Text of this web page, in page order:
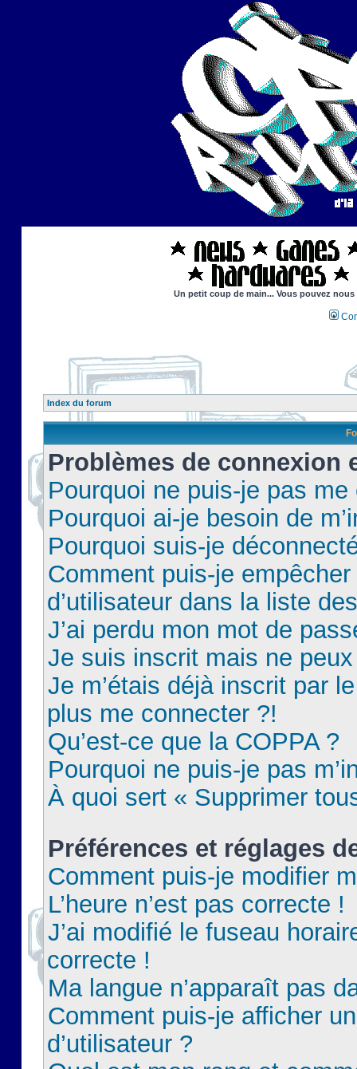
Un petit coup de main... Vous pouvez
Index du forum
Problèmes de connexion
Pourquoi ne puis-je pas
Pourquoi ai-je besoin de
Pourquoi suis-je
Comment puis-je
d’utilisateur dans la liste
J’ai perdu mon mot de
Je suis inscrit mais ne
Je m’étais déjà inscrit par
plus me connecter ?!
Qu’est-ce que la COPPA ?
Pourquoi ne puis-je pas
À quoi sert « Supprimer
Préférences et réglages
Comment puis-je modifier
L’heure n’est pas correcte !
J’ai modifié le fuseau
correcte !
Ma langue n’apparaît pas
Comment puis-je afficher
d’utilisateur ?